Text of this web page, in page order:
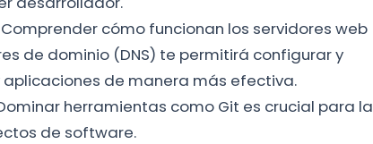
Comprender cómo funcionan los servidores web
de dominio (DNS) te permitirá configurar y
de manera más efectiva.
herramientas como Git es crucial para la
de software.